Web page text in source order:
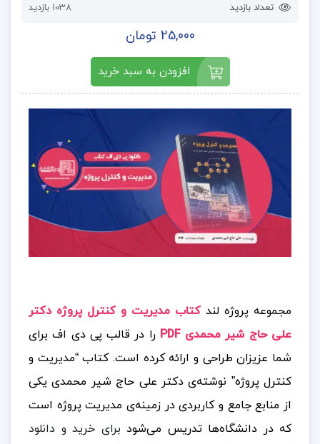
تعداد بازدید 1038 بازدید
25,000 تومان
افزودن به سبد خرید
مجموعه پروژه لندکتاب مدیریت و کنترل پروژه دکتر
علی حاج شیر محمدی PDF
را در قالب پی دی اف برای
شما عزیزان طراحی و ارائه کرده است. کتاب “مدیریت و
کنترل پروژه” نوشته‌ی دکتر علی حاج شیر محمدی یکی
از منابع جامع و کاربردی در زمینه‌ی مدیریت پروژه است
که در دانشگاه‌ها تدریس می‌شود برای خرید و دانلود